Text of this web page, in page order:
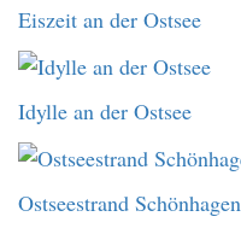
Eiszeit an der Ostsee
Idylle an der Ostsee
Ostseestrand